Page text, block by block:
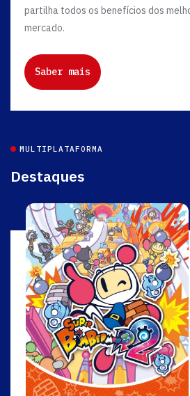
partilha todos os benefícios dos
mercado.
Saber mais
MULTIPLATAFORMA
Destaques